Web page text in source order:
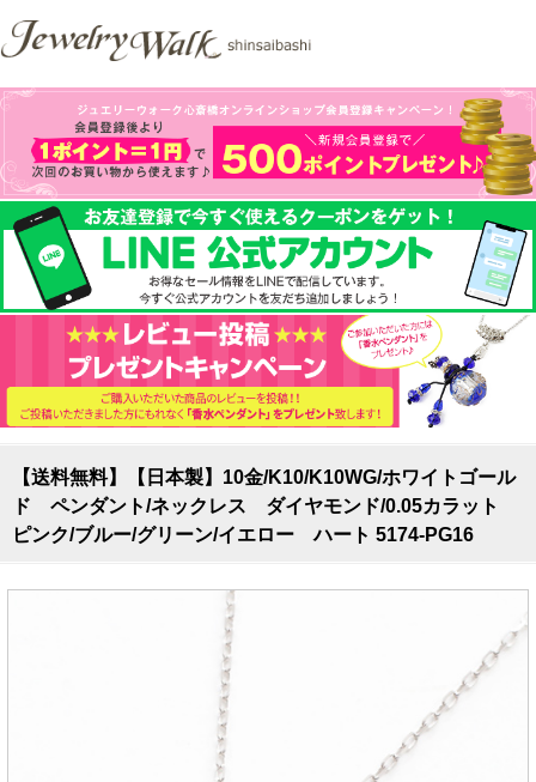
【送料無料】【日本製】10金/K10/K10WG/ホワイトゴール
ド ペンダント/ネックレス ダイヤモンド/0.05カラット
ピンク/ブルー/グリーン/イエロー ハート 5174-PG16